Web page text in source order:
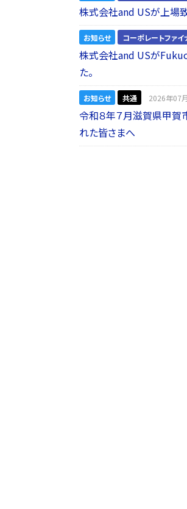
株式会社and USが上場致
お知らせ コーポレートファイ
株式会社and USが
た。
お知らせ 共通 2026年07
令和８年７月滋賀県甲賀
れた皆さまへ